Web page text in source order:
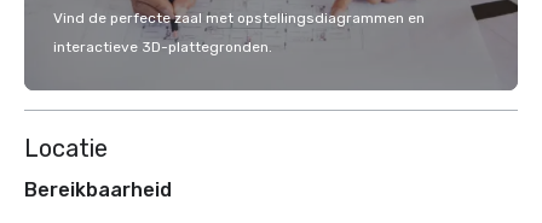
Vind de perfecte zaal met opstellingsdiagrammen en
interactieve 3D-plattegronden.
Locatie
Bereikbaarheid